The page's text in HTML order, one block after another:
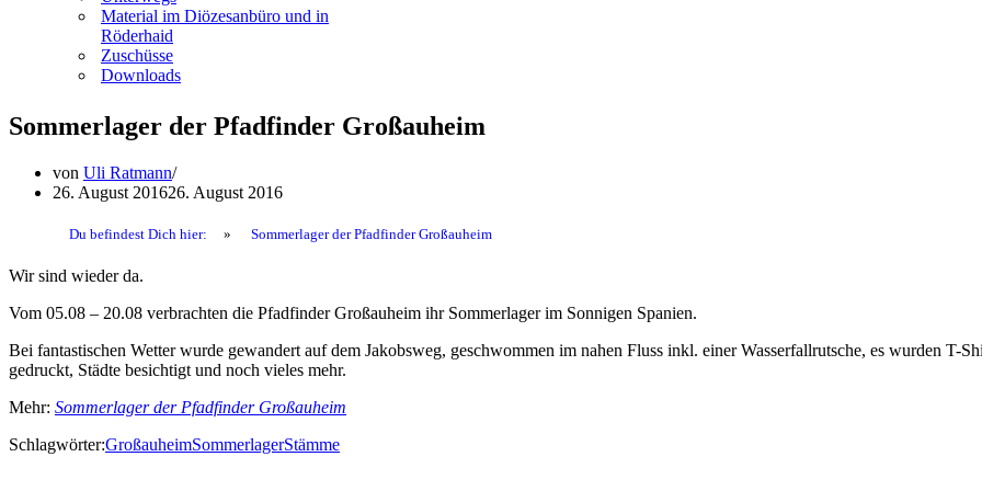
Material im Diözesanbüro und in
Röderhaid
Zuschüsse
Downloads
Sommerlager der Pfadfinder Großauheim
von Uli Ratmann
26. August 201626. August 2016
Du befindest Dich hier: » Sommerlager der Pfadfinder Großauheim
Wir sind wieder da.
Vom 05.08 – 20.08 verbrachten die Pfadfinder Großauheim ihr Sommerlager im Sonnigen Spanien.
Bei fantastischen Wetter wurde gewandert auf dem Jakobsweg, geschwommen im nahen Fluss inkl. einer Wasserfallrutsche, es wurden T-
gedruckt, Städte besichtigt und noch vieles mehr.
Mehr: Sommerlager der Pfadfinder Großauheim
Schlagwörter:GroßauheimSommerlagerStämme